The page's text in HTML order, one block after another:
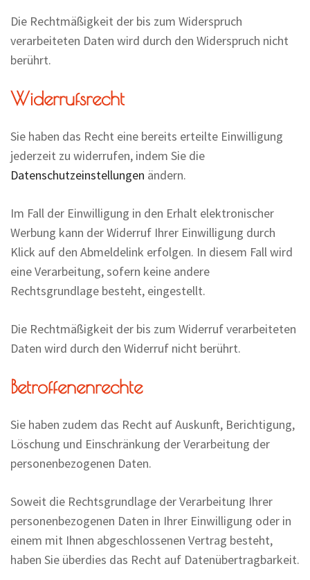
Die Rechtmäßigkeit der bis zum Widerspruch
verarbeiteten Daten wird durch den Widerspruch nicht
berührt.
Widerrufsrecht
Sie haben das Recht eine bereits erteilte Einwilligung
jederzeit zu widerrufen, indem Sie die
Datenschutzeinstellungen ändern.
Im Fall der Einwilligung in den Erhalt elektronischer
Werbung kann der Widerruf Ihrer Einwilligung durch
Klick auf den Abmeldelink erfolgen. In diesem Fall wird
eine Verarbeitung, sofern keine andere
Rechtsgrundlage besteht, eingestellt.
Die Rechtmäßigkeit der bis zum Widerruf verarbeiteten
Daten wird durch den Widerruf nicht berührt.
Betroffenenrechte
Sie haben zudem das Recht auf Auskunft, Berichtigung,
Löschung und Einschränkung der Verarbeitung der
personenbezogenen Daten.
Soweit die Rechtsgrundlage der Verarbeitung Ihrer
personenbezogenen Daten in Ihrer Einwilligung oder in
einem mit Ihnen abgeschlossenen Vertrag besteht,
haben Sie überdies das Recht auf Datenübertragbarkeit.